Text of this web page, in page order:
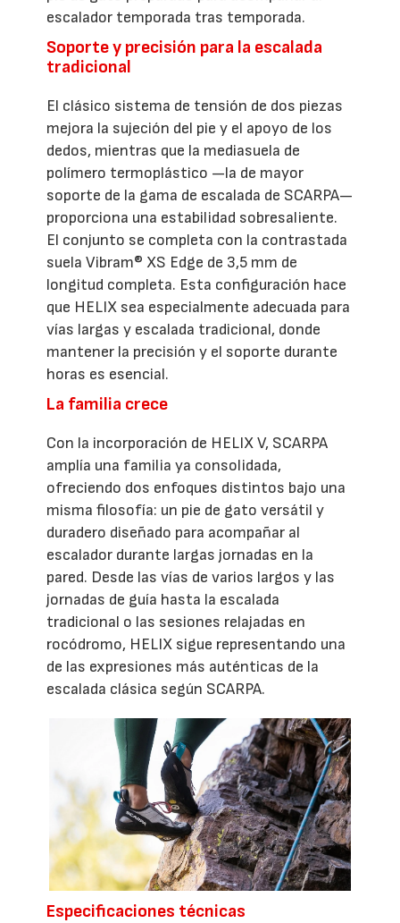
escalador temporada tras temporada.
Soporte y precisión para la escalada
tradicional
El clásico sistema de tensión de dos piezas
mejora la sujeción del pie y el apoyo de los
dedos, mientras que la mediasuela de
polímero termoplástico —la de mayor
soporte de la gama de escalada de SCARPA—
proporciona una estabilidad sobresaliente.
El conjunto se completa con la contrastada
suela Vibram® XS Edge de 3,5 mm de
longitud completa. Esta configuración hace
que HELIX sea especialmente adecuada para
vías largas y escalada tradicional, donde
mantener la precisión y el soporte durante
horas es esencial.
La familia crece
Con la incorporación de HELIX V, SCARPA
amplía una familia ya consolidada,
ofreciendo dos enfoques distintos bajo una
misma filosofía: un pie de gato versátil y
duradero diseñado para acompañar al
escalador durante largas jornadas en la
pared. Desde las vías de varios largos y las
jornadas de guía hasta la escalada
tradicional o las sesiones relajadas en
rocódromo, HELIX sigue representando una
de las expresiones más auténticas de la
escalada clásica según SCARPA.
Especificaciones técnicas